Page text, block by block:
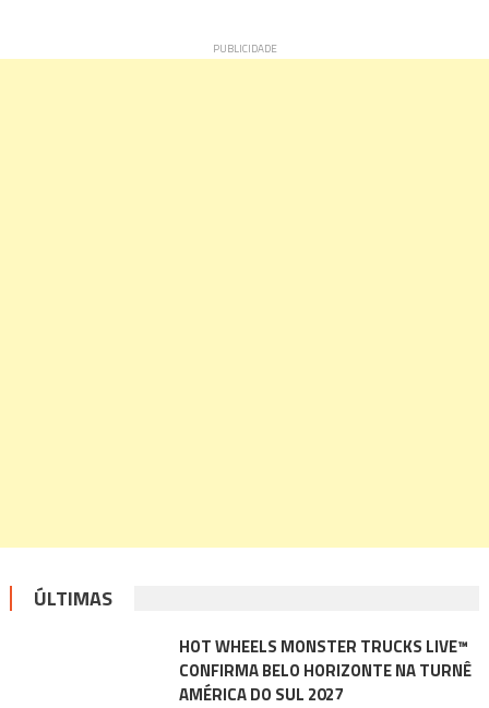
ÚLTIMAS
HOT WHEELS MONSTER TRUCKS LIVE™
CONFIRMA BELO HORIZONTE NA TURNÊ
AMÉRICA DO SUL 2027